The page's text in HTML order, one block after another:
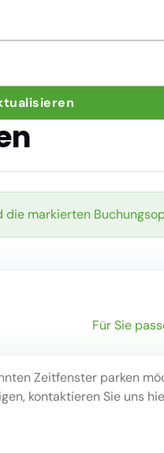
die markierten
Für Sie
Zeitfenster parken
kontaktieren Sie uns